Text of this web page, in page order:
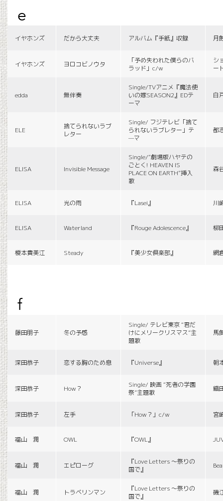
e
イヤホンズ だから大丈夫 アルバム『手紙』収録 月
イヤホンズ ヨロコビノウタ
「予め失われた僕らのバ
ラッド」c/w
シ
ー
edda 無伴奏
Single/TVアニメ『魔法使
いの嫁SEASON2』EDテ
ーマ
白
ELE
捨てられないラブ
レター
Single/ フジテレビ「捨て
られないラブレター」テ
—マ
都
ELISA Invisible Message
Single/“劇場版ハヤテの
ごとく! HEAVEN IS
PLACE ON EARTH”挿入
歌
森
ELISA 光の雨 『Lasei』 川
ELISA Waterland 『Rouge Adolescence』 柳
榎本貴美江 Steady 『美少女倶楽部』 網
f
藤田朋子 冬の予感
Single/ テレビ東京 “君だ
けにメリークリスマス”主
題歌
馬
深田恭子 恋する胸のため息 『Universe』 朝
深田恭子 How？
Single/ 映画 “死者の学園
祭”主題歌
織
深田恭子 左手 「How？」c/w 宮
福山 潤 OWL 『OWL』
福山 潤 エピローグ
『Love Letters 〜祭りの
国で』
福山 潤 トラベリンマン
『Love Letters 〜祭りの
国で』
磯